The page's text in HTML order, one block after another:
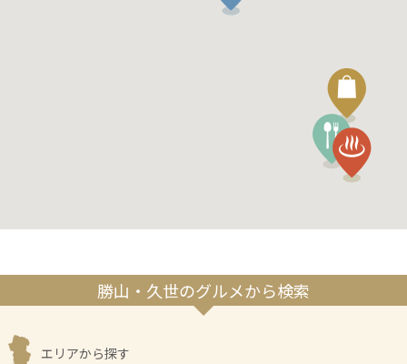
勝山・久世のグルメから検索
エリアから探す